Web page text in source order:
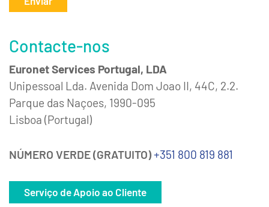
Contacte-nos
Euronet Services Portugal, LDA
Unipessoal Lda. Avenida Dom Joao II, 44C, 2.2.
Parque das Naçoes, 1990-095
Lisboa (Portugal)
NÚMERO VERDE (GRATUITO)+351 800 819 881
Serviço de Apoio ao Cliente